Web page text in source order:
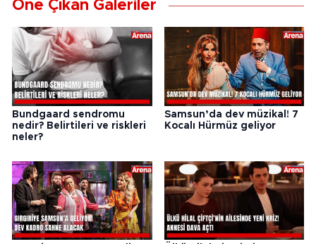
Öne Çıkan Galeriler
Bundgaard sendromu
nedir? Belirtileri ve riskleri
neler?
Samsun’da dev müzikal! 7
Kocalı Hürmüz geliyor